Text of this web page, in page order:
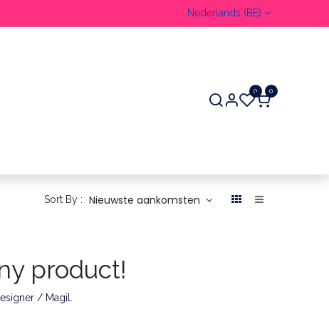
Nederlands (BE)
0 0
Sort By : Nieuwste aankomsten
product!
/ Magil